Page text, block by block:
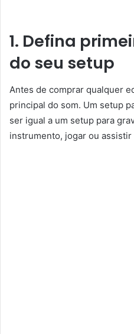
1. Defina
do seu setup
Antes de comprar qualquer
principal do som. Um setup
ser igual a um setup para
instrumento, jogar ou assistir